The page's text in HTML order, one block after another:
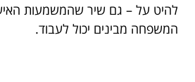
להיט על – גם שיר שהמשמעות
המשפחה מבינים יכול לעבוד.